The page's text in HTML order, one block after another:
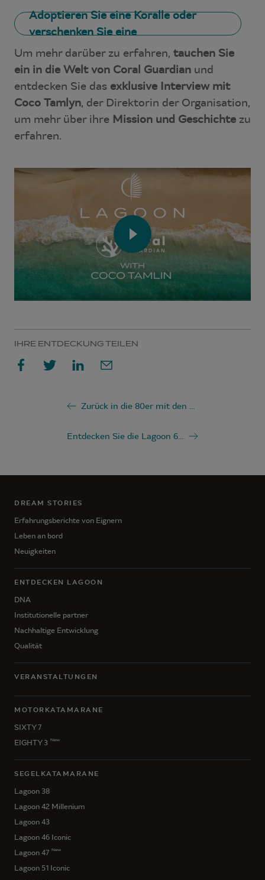
Adoptieren Sie eine Koralle oder
verschenken Sie eine
Um mehr darüber zu erfahren, tauchen Sie
ein in die Welt von Coral Guardian und
entdecken Sie das exklusive Interview mit
Coco Tamlyn, der Direktorin der Organisation,
um mehr über ihre Mission und Geschichte zu
erfahren.
IHRE ENTDECKUNG TEILEN
Zurück in die 80er mit den Lagoon Iconic Modellen!
Entdecken Sie die Lagoon 620 NEO: umfassender Refit und neues Leben an Bord
DREAM STORIES
Erfahrungsberichte von Eignern
Leben an bord
Neuigkeiten
ENTDECKEN LAGOON
DNA
Institutionelle partner
Nachhaltige Entwicklung
Qualität
VERANSTALTUNGEN
MOTORKATAMARANE
SIXTY 7
EIGHTY 3 New
SEGELKATAMARANE
Lagoon 38
Lagoon 42 Millenium
Lagoon 43
Lagoon 46 Iconic
Lagoon 47 New
Lagoon 51 Iconic